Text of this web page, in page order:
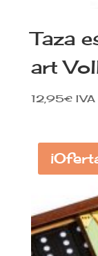
Taza
art
12,95€ IVA